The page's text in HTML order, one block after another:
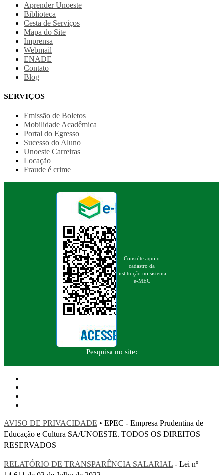
Aprender Unoeste
Biblioteca
Cesta de Serviços
Mapa do Site
Imprensa
Webmail
ENADE
Contato
Blog
SERVIÇOS
Emissão de Boletos
Mobilidade Acadêmica
Portal do Egresso
Sucesso do Aluno
Unoeste Carreiras
Locação
Fraude é crime
Consulte aqui o
cadastro da
instituição no sistema
e-MEC
Pesquisa no site:
AVISO DE PRIVACIDADE • EPEC - Empresa Prudentina de
Educação e Cultura SA/UNOESTE. TODOS OS DIREITOS
RESERVADOS
RELATÓRIO DE TRANSPARÊNCIA SALARIAL - Lei nº